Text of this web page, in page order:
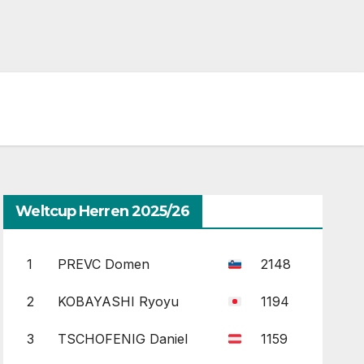
Weltcup Herren 2025/26
1 PREVC Domen 2148
2 KOBAYASHI Ryoyu 1194
3 TSCHOFENIG Daniel 1159